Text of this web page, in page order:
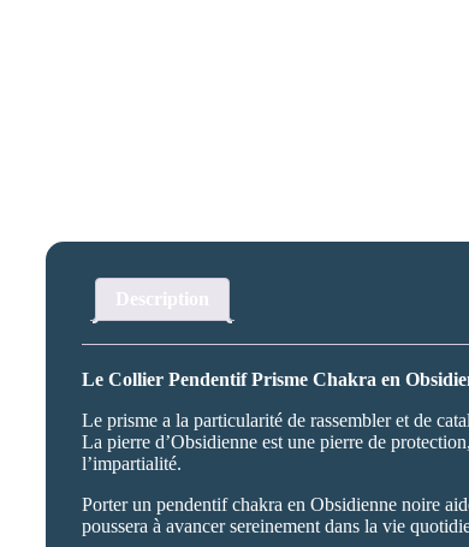
Description
Le Collier Pendentif Prisme Chakra en
Le prisme a la particularité de rassembler et de
La pierre d’Obsidienne est une pierre de
l’impartialité.
Porter un pendentif chakra en Obsidienne noire
poussera à avancer sereinement dans la vie